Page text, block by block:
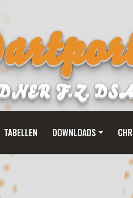
F.Z.
TABELLEN DOWNLOADS